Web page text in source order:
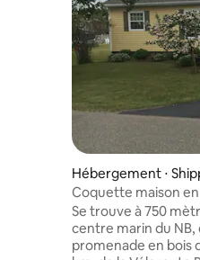
Hébergement ⋅
Coquette maison
Shippagan
Se trouve à 750
centre marin du NB,
promenade en bois